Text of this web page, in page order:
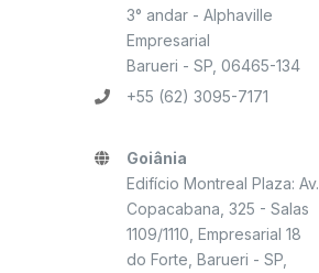
3° andar - Alphaville
Empresarial
Barueri - SP, 06465-134
+55 (62) 3095-7171
Goiânia
Edifício Montreal Plaza: Av.
Copacabana, 325 - Salas
1109/1110, Empresarial 18
do Forte, Barueri - SP,